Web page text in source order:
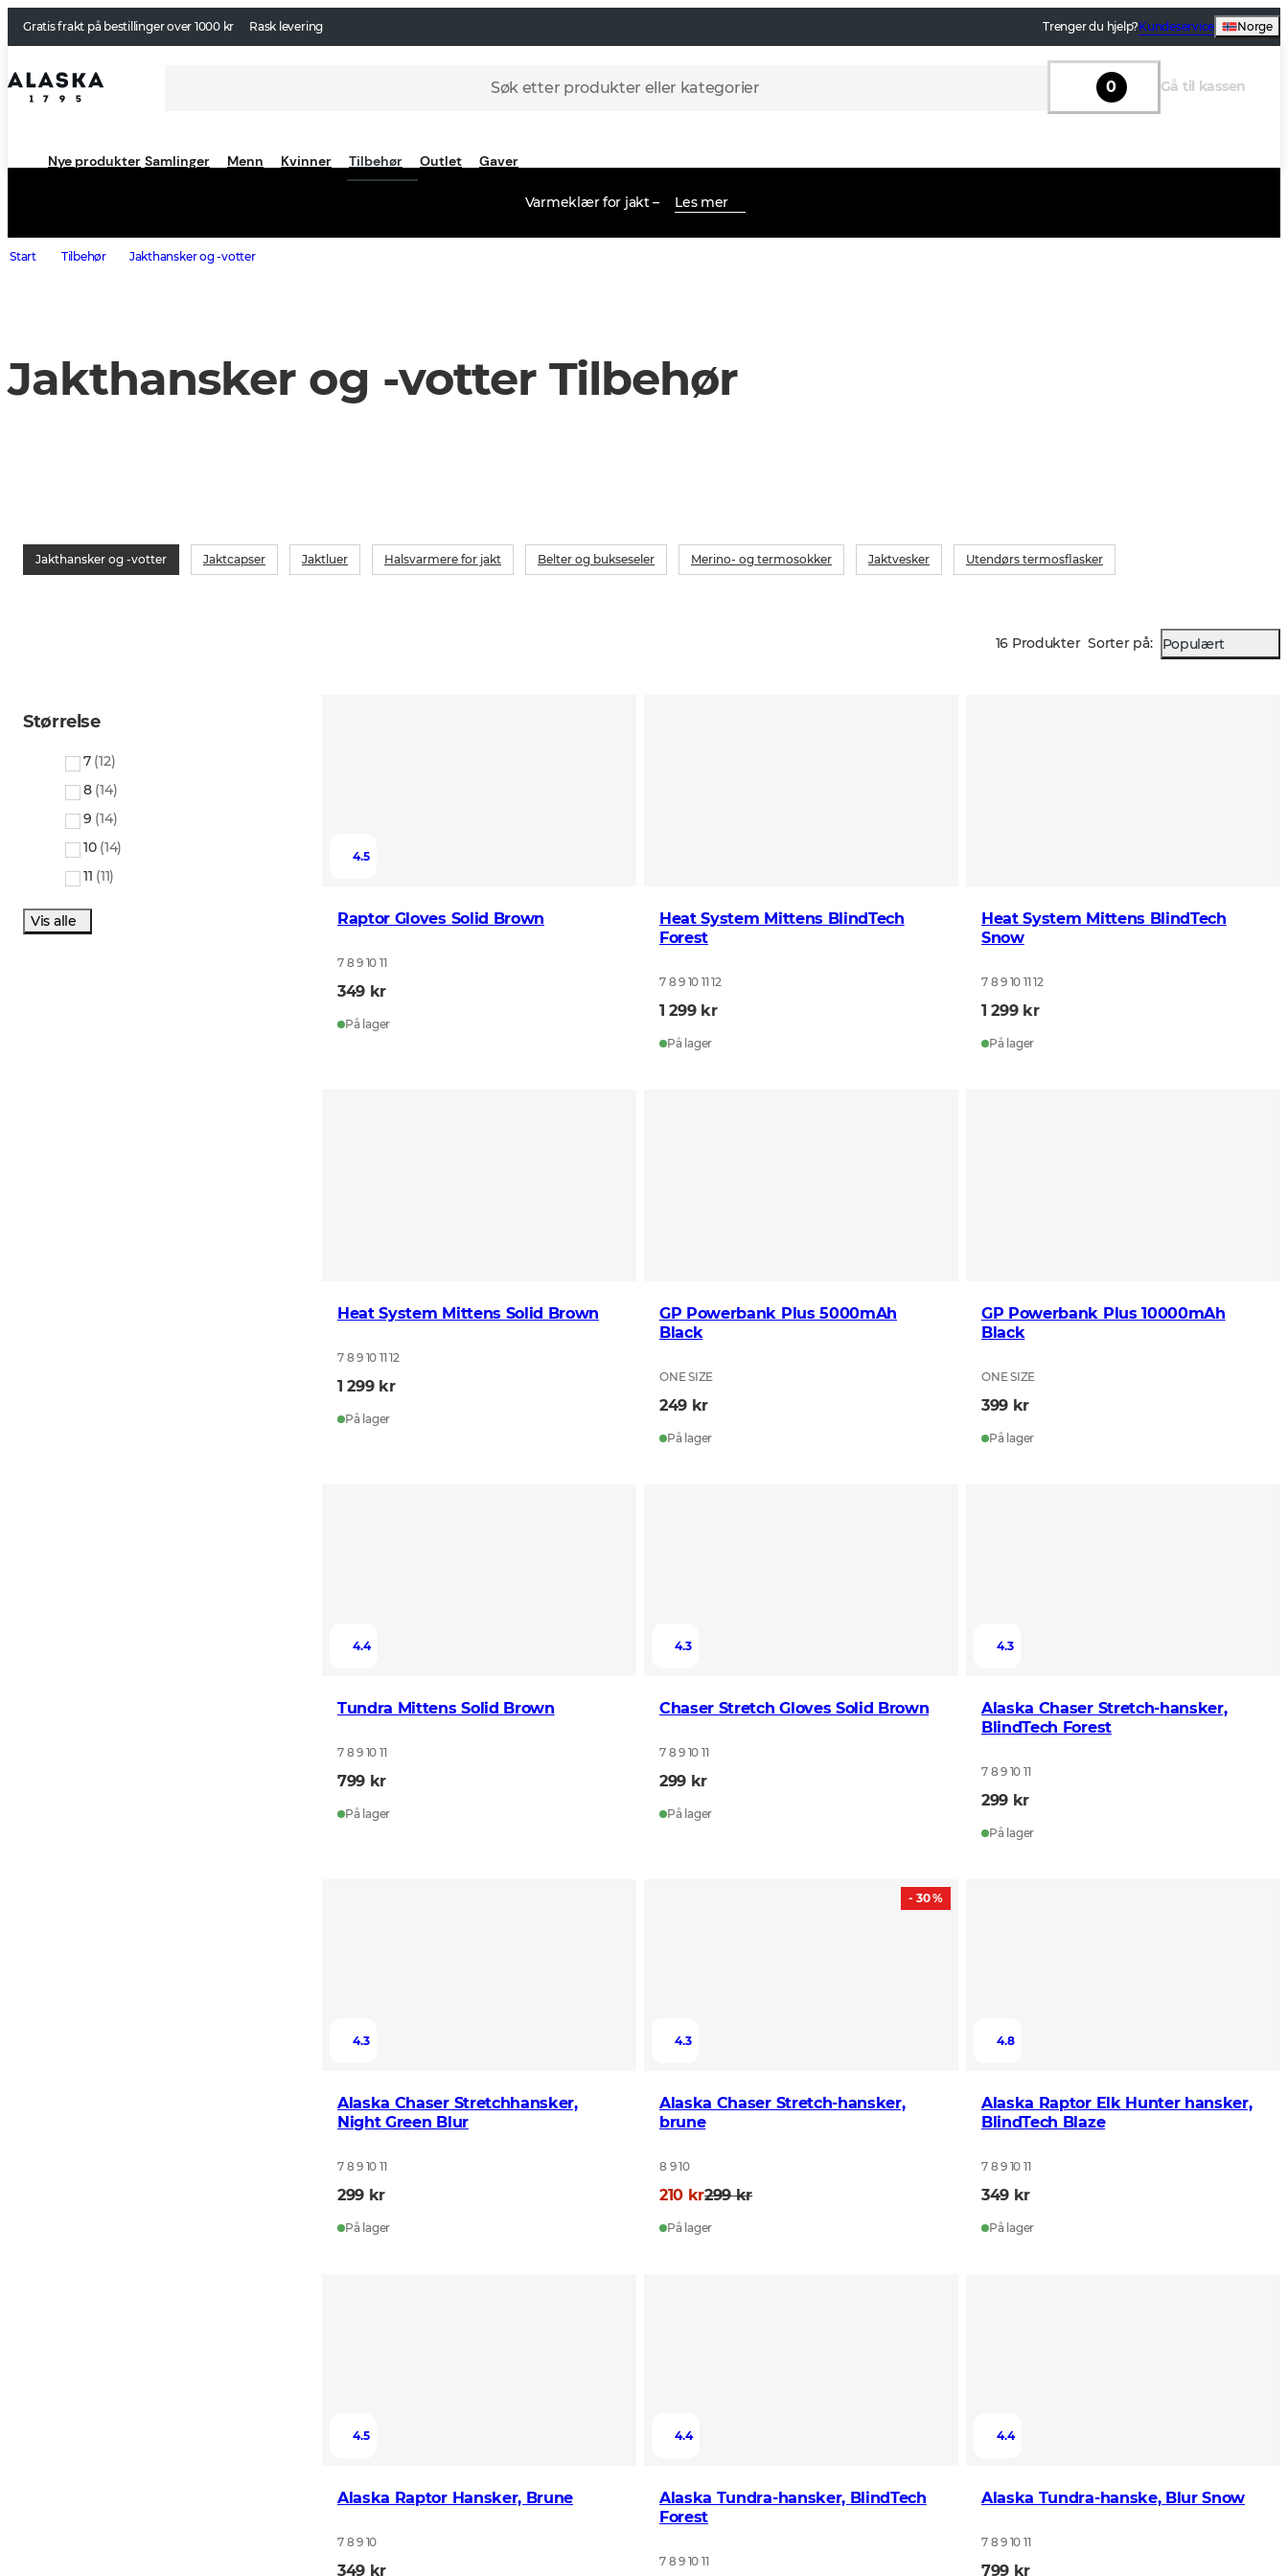
Gratis frakt på bestillinger over 1000 kr Rask levering Trenger du hjelp?Kundeservice Norge
Søk etter produkter eller kategorier 0 Gå til kassen
Nye produkter Samlinger Menn Kvinner Tilbehør Outlet Gaver
Varmeklær for jakt – Les mer
Start Tilbehør Jakthansker og -votter
Jakthansker og -votter Tilbehør
Jakthansker og -votter Jaktcapser Jaktluer Halsvarmere for jakt Belter og bukseseler Merino- og termosokker Jaktvesker Utendørs termosflasker
16 Produkter Sorter på: Populært
Størrelse
7 (12)
8 (14)
9 (14)
10 (14)
11 (11)
Vis alle
4.5
Raptor Gloves Solid Brown
7 8 9 10 11
349 kr
På lager
Heat System Mittens BlindTech
Forest
7 8 9 10 11 12
1 299 kr
På lager
Heat System Mittens BlindTech
Snow
7 8 9 10 11 12
1 299 kr
På lager
Heat System Mittens Solid Brown
7 8 9 10 11 12
1 299 kr
På lager
GP Powerbank Plus 5000mAh
Black
ONE SIZE
249 kr
På lager
GP Powerbank Plus 10000mAh
Black
ONE SIZE
399 kr
På lager
4.4
Tundra Mittens Solid Brown
7 8 9 10 11
799 kr
På lager
4.3
Chaser Stretch Gloves Solid Brown
7 8 9 10 11
299 kr
På lager
4.3
Alaska Chaser Stretch-hansker,
BlindTech Forest
7 8 9 10 11
299 kr
På lager
4.3
Alaska Chaser Stretchhansker,
Night Green Blur
7 8 9 10 11
299 kr
På lager
- 30 %
4.3
Alaska Chaser Stretch-hansker,
brune
8 9 10
210 kr299 kr
På lager
4.8
Alaska Raptor Elk Hunter hansker,
BlindTech Blaze
7 8 9 10 11
349 kr
På lager
4.5
Alaska Raptor Hansker, Brune
7 8 9 10
349 kr
4.4
Alaska Tundra-hansker, BlindTech
Forest
7 8 9 10 11
4.4
Alaska Tundra-hanske, Blur Snow
7 8 9 10 11
799 kr